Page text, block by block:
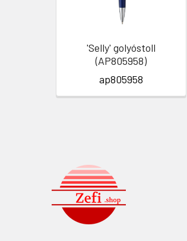
'Selly' golyóstoll
(AP805958)
ap805958